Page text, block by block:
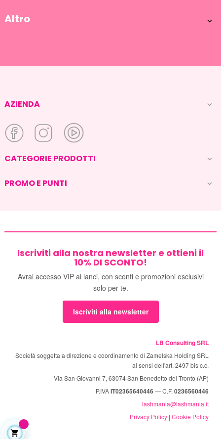
Altro 
AZIENDA 
CATEGORIE PRODOTTI 
PROMO E PUNTI 
Iscriviti alla nostra newsletter e ottieni il
10% DI SCONTO!
Avrai accesso VIP ai lanci, con sconti e promozioni esclusivi
solo per te.
Iscriviti alla newsletter
LB Consulting SRL
Società soggetta a direzione e coordinamento di Zamelska Holding SRL
ai sensi dell'art. 2497 bis c.c.
Via San Giovanni 7, 63074 San Benedetto del Tronto (AP)
P.IVAIT02365640446— C.F. 0236560446
lashmania@lashmania.it
Privacy Policy | Cookie Policy
